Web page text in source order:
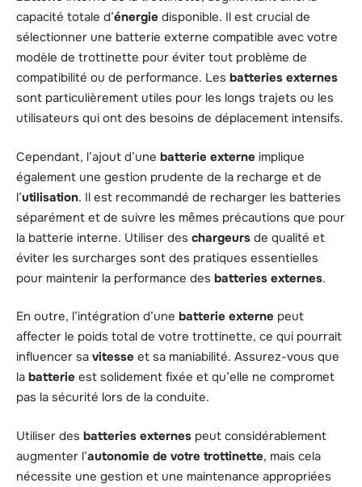
capacité totale d’énergie disponible. Il est crucial de
sélectionner une batterie externe compatible avec votre
modèle de trottinette pour éviter tout problème de
compatibilité ou de performance. Les batteries externes
sont particulièrement utiles pour les longs trajets ou les
utilisateurs qui ont des besoins de déplacement intensifs.
Cependant, l’ajout d’une batterie externe implique
également une gestion prudente de la recharge et de
l’utilisation. Il est recommandé de recharger les batteries
séparément et de suivre les mêmes précautions que pour
la batterie interne. Utiliser des chargeurs de qualité et
éviter les surcharges sont des pratiques essentielles
pour maintenir la performance des batteries externes.
En outre, l’intégration d’une batterie externe peut
affecter le poids total de votre trottinette, ce qui pourrait
influencer sa vitesse et sa maniabilité. Assurez-vous que
la batterie est solidement fixée et qu’elle ne compromet
pas la sécurité lors de la conduite.
Utiliser des batteries externes peut considérablement
augmenter l’autonomie de votre trottinette, mais cela
nécessite une gestion et une maintenance appropriées